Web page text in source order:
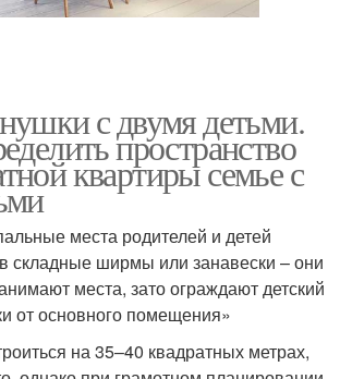
с двумя детьми.
пространство
квартиры семье с
места родителей и детей
складные ширмы или занавески – они
места, зато ограждают детский
от основного помещения»
на 35–40 квадратных метрах,